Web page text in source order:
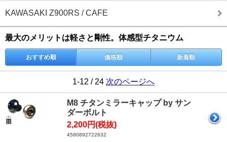
KAWASAKI Z900RS / CAFE
最大のメリットは軽さと剛性。体感型チタニウム
おすすめ順 価格順 新着順
1-12 / 24 次のページへ
M8 チタンミラーキャップ by サン
ダーボルト
2,200円(税抜)
4580892722632